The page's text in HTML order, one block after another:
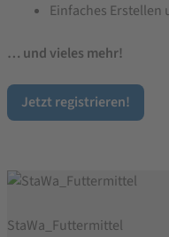
Einfaches
… und vieles mehr!
Jetzt registrieren!
StaWa_Futtermittel